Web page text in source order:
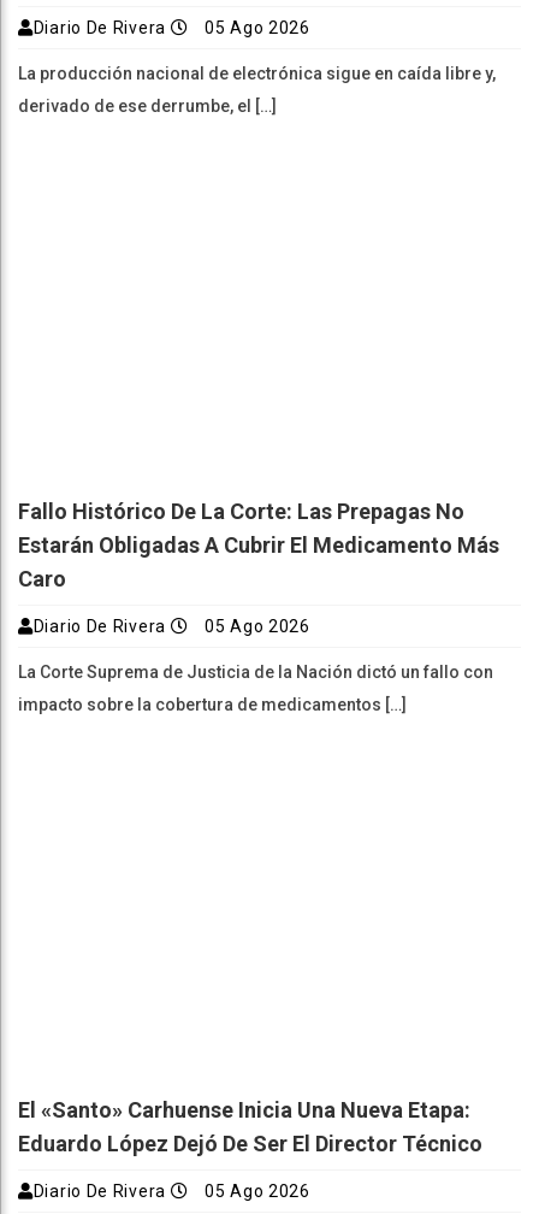
Diario De Rivera 05 Ago 2026
La producción nacional de electrónica sigue en caída libre y,
derivado de ese derrumbe, el […]
Fallo Histórico De La Corte: Las Prepagas No
Estarán Obligadas A Cubrir El Medicamento Más
Caro
Diario De Rivera 05 Ago 2026
La Corte Suprema de Justicia de la Nación dictó un fallo con
impacto sobre la cobertura de medicamentos […]
El «Santo» Carhuense Inicia Una Nueva Etapa:
Eduardo López Dejó De Ser El Director Técnico
Diario De Rivera 05 Ago 2026